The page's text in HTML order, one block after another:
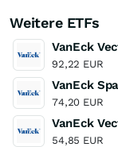
Weitere ETFs
92,22 EUR
74,20 EUR
54,85 EUR